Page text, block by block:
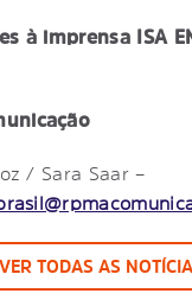
à imprensa ISA
/ Sara Saar –
VER TODAS AS